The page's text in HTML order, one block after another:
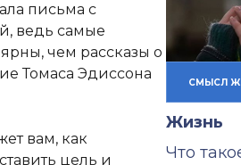
письма с
ведь самые
чем рассказы о
Томаса Эдиссона
вам, как
цель и
СМЫСЛ
Жизнь
Что